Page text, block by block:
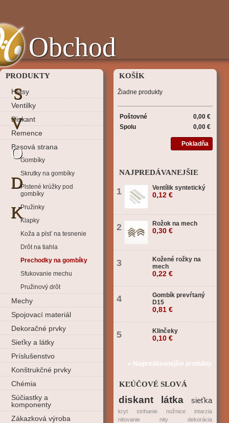
Obchod
PRODUKTY
Hlasy
Ventilky
Diskant
Remence
Basová strana
Gombíky
Skrutky na gombíky
Plstené krúžky pod
gombíky
Pružinky
Klapky
Koža a plsť na tesnenie
Drôt na tiahla
Prechodky na gombíky
Sfukovanie mechu
Pružinový drôt
Mechy
Spojovací materiál
Dekoračné prvky
Sieťky a látky
Príslušenstvo
Konštrukčné prvky
Chémia
Súčiastky a
komponenty
Zákazková výroba
S
V
O
D
K
KOŠÍK
Žiadne produkty
0,00 €
Poštovné
0,00 €
Spolu
Pokladňa
NAJPREDÁVANEJŠIE
1 Ventílik syntetický
0,12 €
2 Rožok na mech
0,30 €
3
Kožené rožky na
mech
0,22 €
4
Gombík prevŕtaný
D15
0,81 €
5 Klinčeky
0,10 €
» Najpredávanejšie produkty
KĽÚČOVÉ SLOVÁ
diskant látka sieťka
kryt strihanie nožnice
intarzia
nitovanie
nity
dekorácia